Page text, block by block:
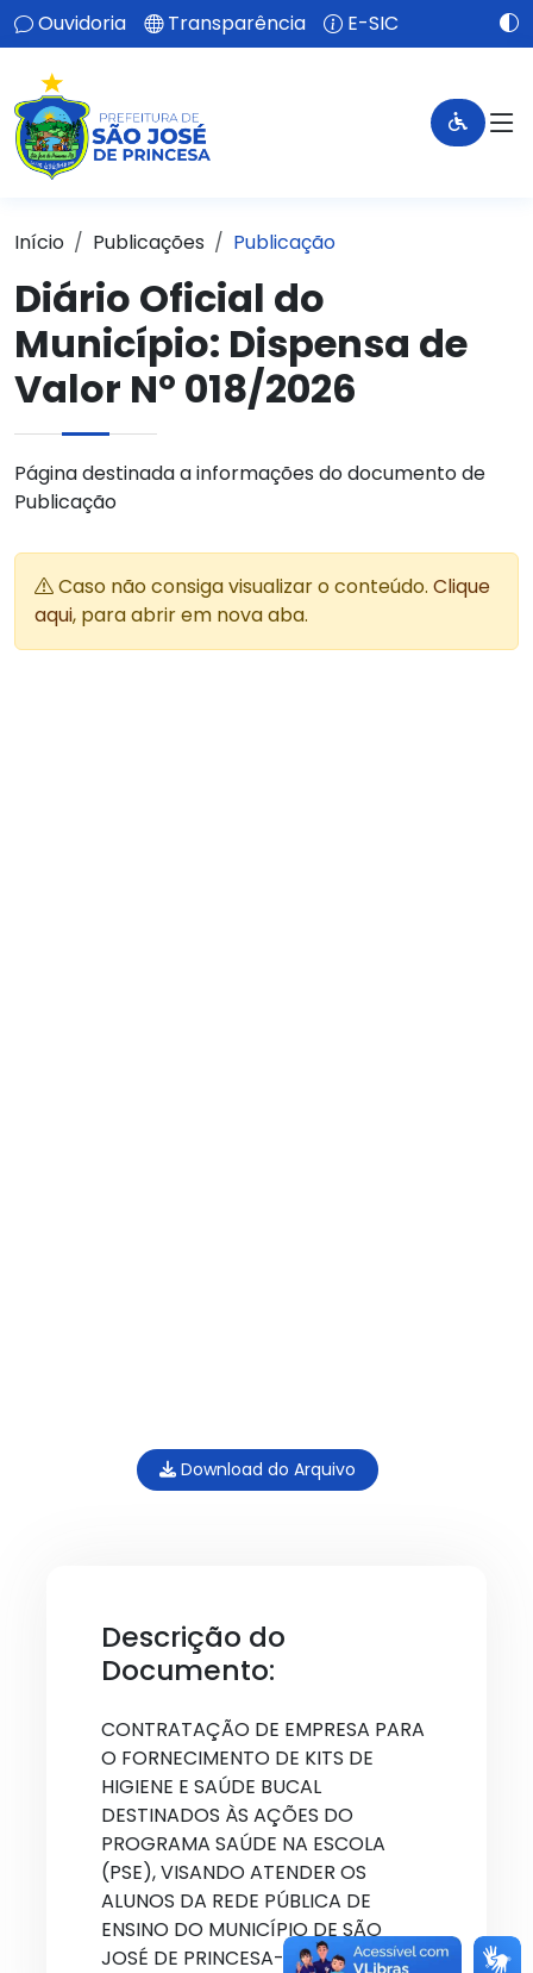
Ouvidoria Transparência E-SIC
Início Publicações Publicação
Diário Oficial do
Município: Dispensa de
Valor Nº 018/2026
Página destinada a informações do documento de
Publicação
Caso não consiga visualizar o conteúdo. Clique
aqui, para abrir em nova aba.
Download do Arquivo
Descrição do
Documento:
CONTRATAÇÃO DE EMPRESA PARA
O FORNECIMENTO DE KITS DE
HIGIENE E SAÚDE BUCAL
DESTINADOS ÀS AÇÕES DO
PROGRAMA SAÚDE NA ESCOLA
(PSE), VISANDO ATENDER OS
ALUNOS DA REDE PÚBLICA DE
ENSINO DO MUNICÍPIO DE SÃO
JOSÉ DE PRINCESA-PB